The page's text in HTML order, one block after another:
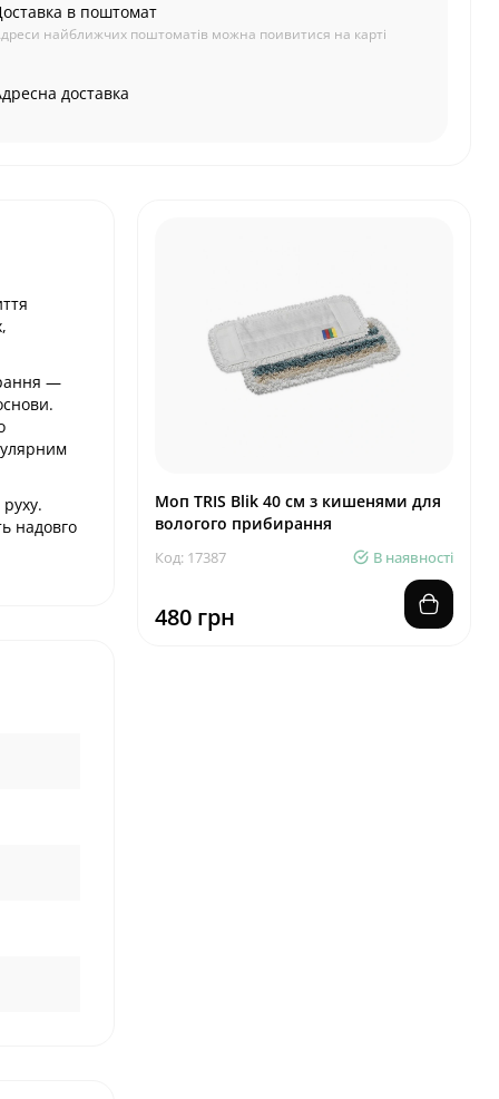
в поштомат
найближчих поштоматів можна поивитися на карті
доставка
—
надовго
Моп TRIS Blik 40 см з кишенями для
вологого прибирання
Код: 17387 В наявності
480 грн